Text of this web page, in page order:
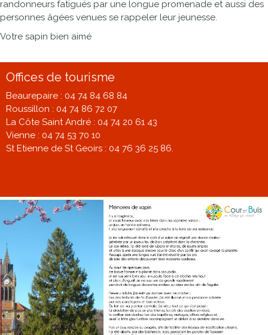
randonneurs fatigués par une longue promenade et aussi des
personnes âgées venues se rappeler leur jeunesse.
Votre sapin bien aimé
Offices de tourisme
Beaurepaire : 04 74 84 68 84
Roussillon : 04 74 86 72 07
La Côte Saint André : 04 74 20 61 43
Vienne : 04 74 53 70 10
St Etienne de St Geoirs : 04 76 36 25 86.